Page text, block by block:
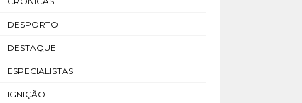
DESPORTO
DESTAQUE
ESPECIALISTAS
IGNIÇÃO